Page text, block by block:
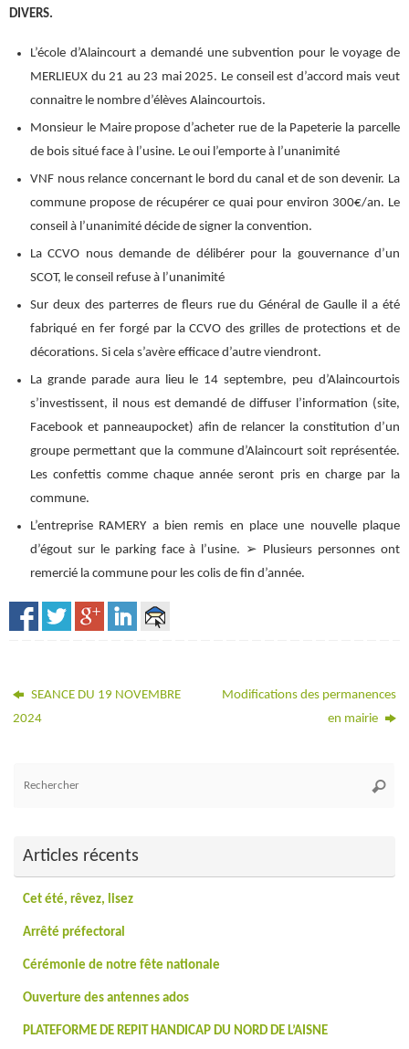
DIVERS.
L’école d’Alaincourt a demandé une subvention pour le voyage de
MERLIEUX du 21 au 23 mai 2025. Le conseil est d’accord mais veut
connaitre le nombre d’élèves Alaincourtois.
Monsieur le Maire propose d’acheter rue de la Papeterie la parcelle
de bois situé face à l’usine. Le oui l’emporte à l’unanimité
VNF nous relance concernant le bord du canal et de son devenir. La
commune propose de récupérer ce quai pour environ 300€/an. Le
conseil à l’unanimité décide de signer la convention.
La CCVO nous demande de délibérer pour la gouvernance d’un
SCOT, le conseil refuse à l’unanimité
Sur deux des parterres de fleurs rue du Général de Gaulle il a été
fabriqué en fer forgé par la CCVO des grilles de protections et de
décorations. Si cela s’avère efficace d’autre viendront.
La grande parade aura lieu le 14 septembre, peu d’Alaincourtois
s’investissent, il nous est demandé de diffuser l’information (site,
Facebook et panneaupocket) afin de relancer la constitution d’un
groupe permettant que la commune d’Alaincourt soit représentée.
Les confettis comme chaque année seront pris en charge par la
commune.
L’entreprise RAMERY a bien remis en place une nouvelle plaque
d’égout sur le parking face à l’usine. ➢ Plusieurs personnes ont
remercié la commune pour les colis de fin d’année.
SEANCE DU 19 NOVEMBRE
2024
Modifications des permanences
en mairie
Articles récents
Cet été, rêvez, lisez
Arrêté préfectoral
Cérémonie de notre fête nationale
Ouverture des antennes ados
PLATEFORME DE REPIT HANDICAP DU NORD DE L’AISNE